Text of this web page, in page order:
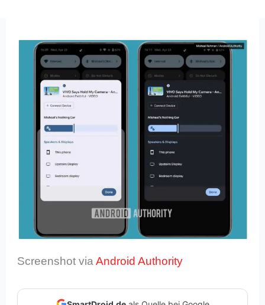
Screenshot viaAndroid Authority